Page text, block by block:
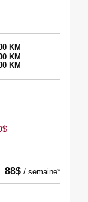
KM
KM
KM
$
88$ / semaine*